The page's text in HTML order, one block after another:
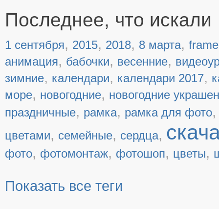
Последнее, что искали
1 сентября, 2015, 2018, 8 марта, frame
анимация, бабочки, весенние,
зимние, календари, календари 2017,
море, новогодние, новогодние
праздничные, рамка, рамка для фото
цветами, семейные, сердца,
фото, фотомонтаж, фотошоп, цветы,
Показать все теги